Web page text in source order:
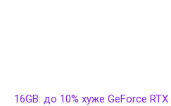
16GB: до 10% хуже GeForce